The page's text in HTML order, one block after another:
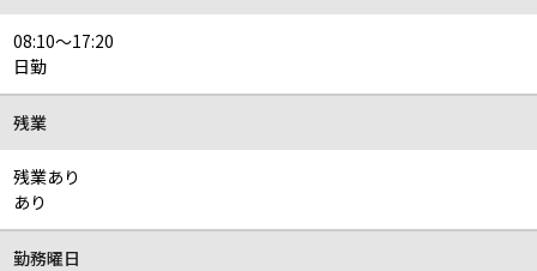
08:10～17:20
日勤
残業
残業あり
あり
勤務曜日